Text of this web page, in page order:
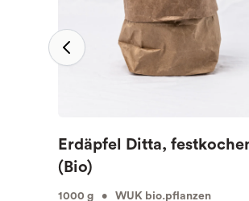
Erdäpfel Ditta,
(Bio)
1000 g • WUK bio.pflanzen